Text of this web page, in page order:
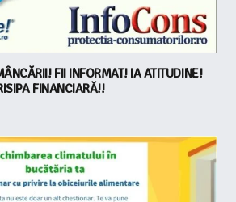
FII INFORMAT! IA ATITUDINE!
FINANCIARĂ!!